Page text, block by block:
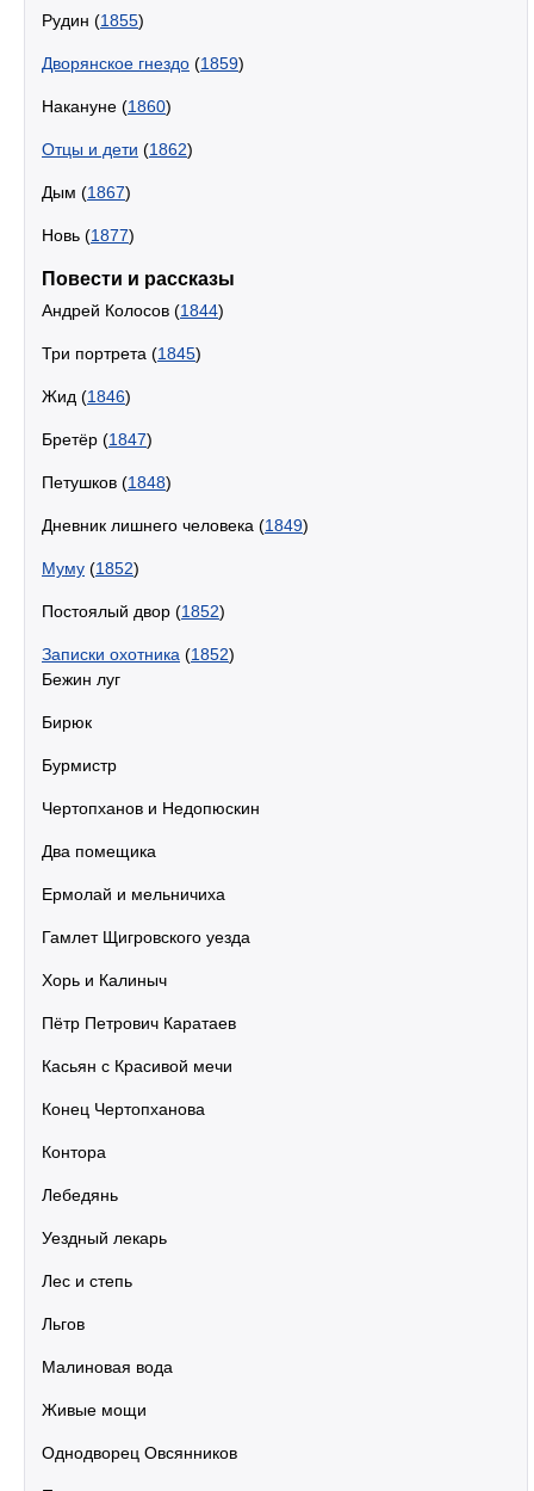
Рудин (1855)
Дворянское гнездо (1859)
Накануне (1860)
Отцы и дети (1862)
Дым (1867)
Новь (1877)
Повести и рассказы
Андрей Колосов (1844)
Три портрета (1845)
Жид (1846)
Бретёр (1847)
Петушков (1848)
Дневник лишнего человека (1849)
Муму (1852)
Постоялый двор (1852)
Записки охотника (1852)
Бежин луг
Бирюк
Бурмистр
Чертопханов и Недопюскин
Два помещика
Ермолай и мельничиха
Гамлет Щигровского уезда
Хорь и Калиныч
Пётр Петрович Каратаев
Касьян с Красивой мечи
Конец Чертопханова
Контора
Лебедянь
Уездный лекарь
Лес и степь
Льгов
Малиновая вода
Живые мощи
Однодворец Овсянников